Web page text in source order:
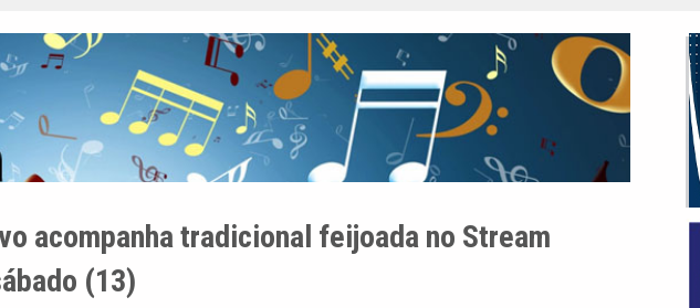
acompanha tradicional feijoada no Stream
(13)